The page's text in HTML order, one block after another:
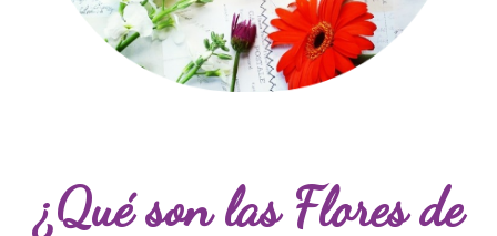
¿Qué son las Flores de